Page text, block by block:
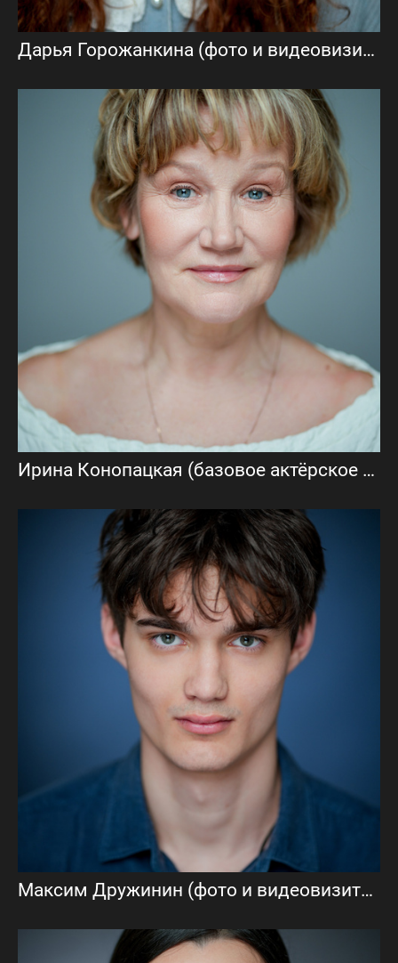
Дарья Горожанкина (фото и видеовизитка)
Ирина Конопацкая (базовое актёрское портфолио)
Максим Дружинин (фото и видеовизитка)